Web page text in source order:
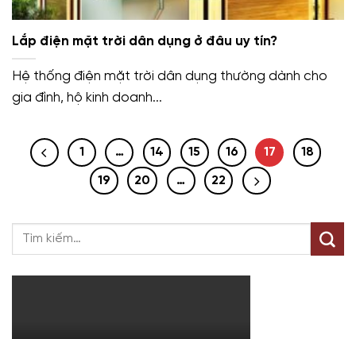
Lắp điện mặt trời dân dụng ở đâu uy tín?
Hệ thống điện mặt trời dân dụng thường dành cho
gia đình, hộ kinh doanh...
1 … 14 15 16 17 18
19 20 … 22